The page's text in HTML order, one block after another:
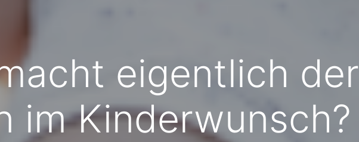
eigentlich der
im Kinderwunsch?